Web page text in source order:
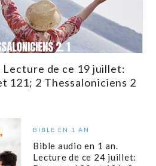
Lecture de ce 19 juillet:
121; 2 Thessaloniciens 2
BIBLE EN 1 AN
Bible audio en 1 an.
Lecture de ce 24 juillet: